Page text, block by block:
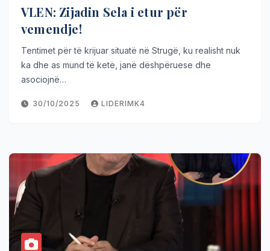
VLEN: Zijadin Sela i etur për
vemendje!
Tentimet për të krijuar situatë në Strugë, ku realisht nuk
ka dhe as mund të ketë, janë dëshpëruese dhe
asociojnë…
30/10/2025 LIDERIMK4